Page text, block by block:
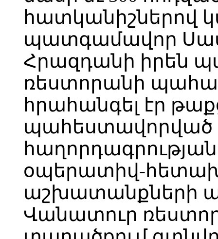
հատկանիշներով
պատգամավոր
Հրազդանի իրեն
ռեստորանի
հրահանգել էր
պահեստավորված
օպերատիվ-
աշխատանքների
Վանատուր